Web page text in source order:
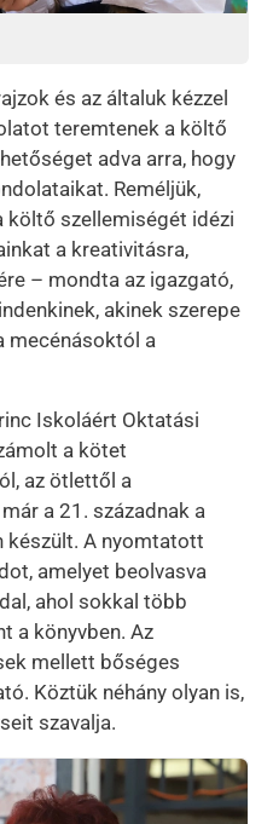
és az általuk kézzel
teremtenek a költő
adva arra, hogy
Reméljük,
költő szellemiségét idézi
a kreativitásra,
– mondta az igazgató,
akinek szerepe
mecénásoktól a
Iskoláért Oktatási
a kötet
az ötlettől a
a 21. századnak a
készült. A nyomtatott
amelyet beolvasva
ahol sokkal több
a könyvben. Az
mellett bőséges
Köztük néhány olyan is,
szavalja.